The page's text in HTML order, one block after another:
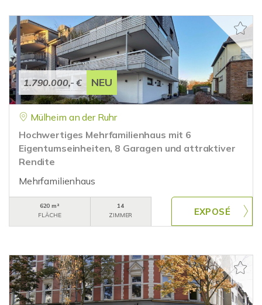
1.790.000,- € NEU
Mülheim an der Ruhr
Hochwertiges Mehrfamilienhaus mit 6
Eigentumseinheiten, 8 Garagen und attraktiver
Rendite
Mehrfamilienhaus
620 m²
FLÄCHE
14
ZIMMER